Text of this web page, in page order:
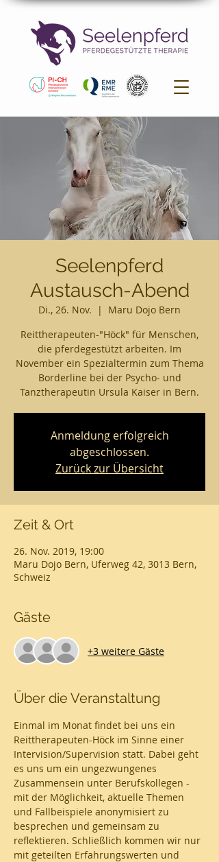
Seelenpferd
Austausch-Abend
Di., 26. Nov.
  |
Maru Dojo Bern
Reittherapeuten-"Höck" für Menschen,
die pferdegestützt arbeiten. Im
November ein Spezialtermin zum Thema
Borderline bei der Psycho- und
Tanztherapeutin Ursula Kaiser in Bern.
Anmeldung erfolgreich
abgeschlossen.
Zurück zur Übersicht
Zeit & Ort
26. Nov. 2019, 19:00
Maru Dojo Bern, Uferweg 42, 3013 Bern,
Schweiz
Gäste
+3 weitere Gäste
Über die Veranstaltung
Einmal im Monat findet bei uns ein
Reittherapeuten-Höck im Sinne einer
Intervision/Supervision statt. Dabei geht
es uns um ein ungezwungenes
Zusammensein unter Berufskollegen -
mit der Möglichkeit, aktuelle Themen
und Fallbeispiele anonymisiert zu
besprechen und gemeinsam zu
reflektieren. Schließlich kommen wir nur
mit geteilten Erfahrungswerten und